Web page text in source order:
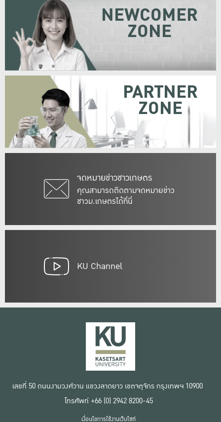
จดหมายข่าวชาวเกษตร
คุณสามารถติดตามจดหมายข่าว
ชาวม.เกษตรได้ที่นี่
NEWCOMER
ZONE
PARTNER
ZONE
KU Channel
เลขที่ 50 ถนนงามวงศ์วาน แขวงลาดยาว เขตจตุจักร กรุงเทพฯ 10900
โทรศัพท์ +66 (0) 2942 8200-45
เงื่อนไขการใช้งานเว็บไซต์